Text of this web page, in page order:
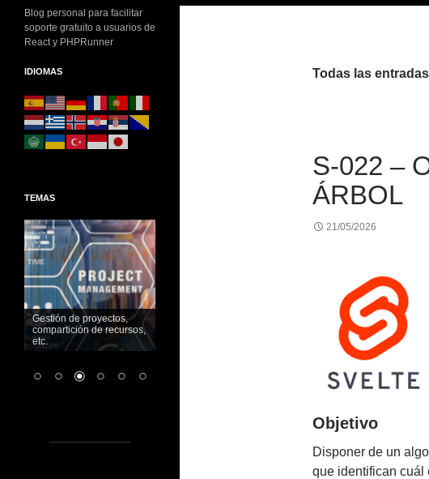
Todas las
S-022 –
ÁRBOL
21/05/2026
Objetivo
Disponer de un
que identifican cuál
Blog personal para facilitar
soporte gratuito a usuarios de
React y PHPRunner
IDIOMAS
TEMAS
Generar y gestionar
documentos electrónicos